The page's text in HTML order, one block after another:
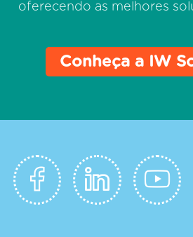
oferecendo as melhores
Conheça a IW